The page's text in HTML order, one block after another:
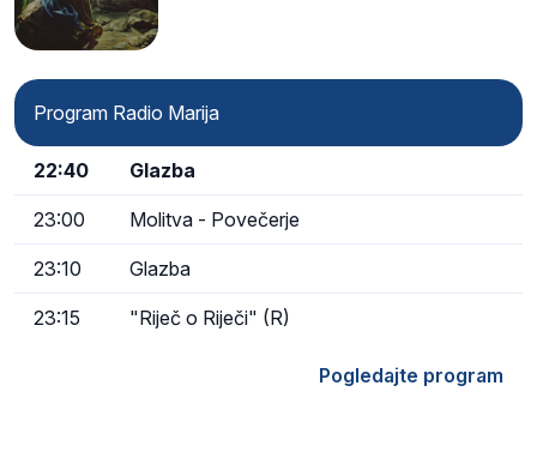
Program Radio Marija
22:40 Glazba
23:00 Molitva - Povečerje
23:10 Glazba
23:15 "Riječ o Riječi" (R)
Pogledajte program